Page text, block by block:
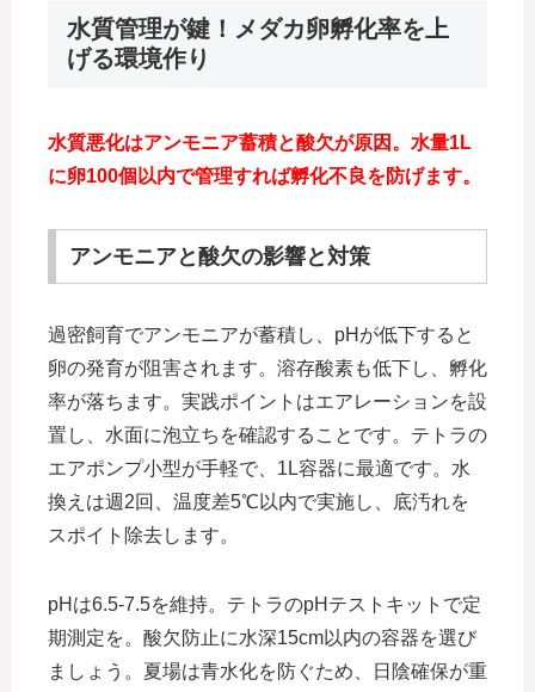
水質管理が鍵！メダカ卵孵化率を上
げる環境作り
水質悪化はアンモニア蓄積と酸欠が原因。水量1L
に卵100個以内で管理すれば孵化不良を防げます。
アンモニアと酸欠の影響と対策
過密飼育でアンモニアが蓄積し、pHが低下すると
卵の発育が阻害されます。溶存酸素も低下し、孵化
率が落ちます。実践ポイントはエアレーションを設
置し、水面に泡立ちを確認することです。テトラの
エアポンプ小型が手軽で、1L容器に最適です。水
換えは週2回、温度差5℃以内で実施し、底汚れを
スポイト除去します。
pHは6.5-7.5を維持。テトラのpHテストキットで定
期測定を。酸欠防止に水深15cm以内の容器を選び
ましょう。夏場は青水化を防ぐため、日陰確保が重